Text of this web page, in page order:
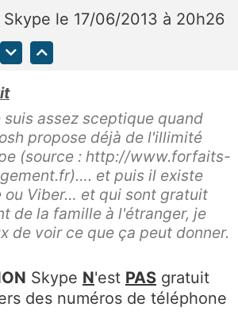
Skype le 17/06/2013 à 20h26
assez sceptique quand
propose déjà de l'illimité
(source : http://www.forfaits-
et puis il existe
ou Viber… et qui sont gratuit
de la famille à l'étranger, je
de voir ce que ça peut donner.
Skype N'est PAS gratuit
des numéros de téléphone